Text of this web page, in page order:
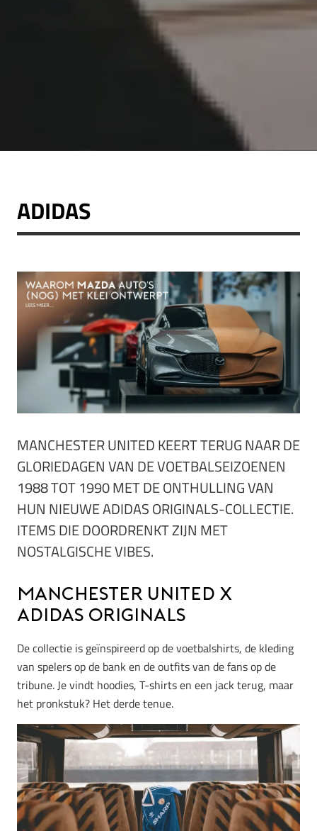
ADIDAS
MANCHESTER UNITED KEERT TERUG NAAR DE
GLORIEDAGEN VAN DE VOETBALSEIZOENEN
1988 TOT 1990 MET DE ONTHULLING VAN
HUN NIEUWE ADIDAS ORIGINALS-COLLECTIE.
ITEMS DIE DOORDRENKT ZIJN MET
NOSTALGISCHE VIBES.
Manchester United x
adidas Originals
De collectie is geïnspireerd op de voetbalshirts, de kleding
van spelers op de bank en de outfits van de fans op de
tribune. Je vindt hoodies, T-shirts en een jack terug, maar
het pronkstuk? Het derde tenue.